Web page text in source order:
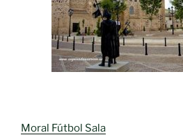
Moral Fútbol Sala